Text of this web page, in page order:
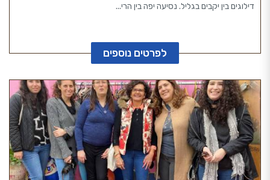
דילוגים בין יקבים בגליל. נסיעה יפה בין הרי...
לפרטים נוספים